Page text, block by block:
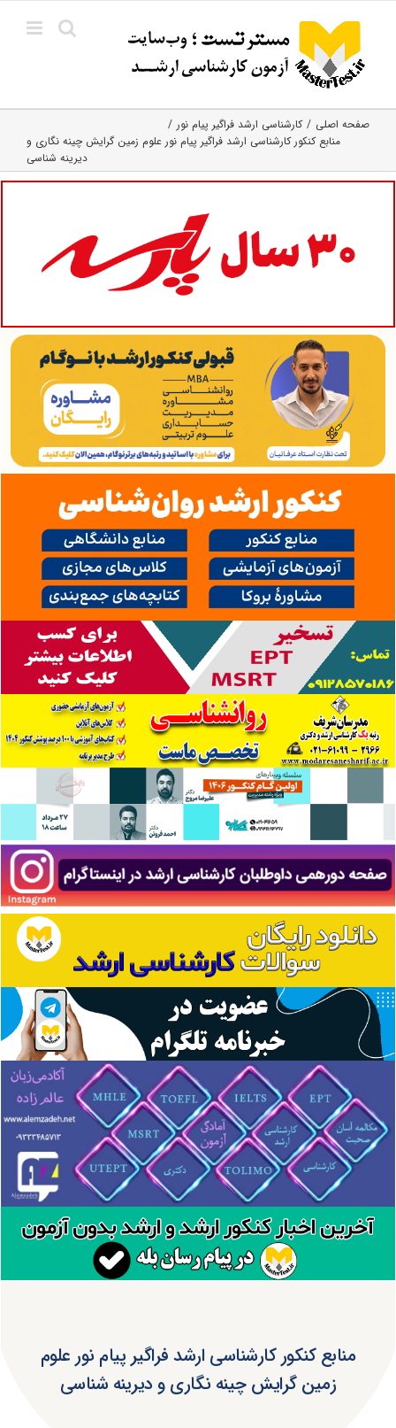
content
صفحه اصلی
کارشناسی ارشد فراگیر پیام نور
منابع کنکور کارشناسی ارشد فراگیر پیام نور علوم زمین گرایش چینه نگاری و
دیرینه شناسی
منابع کنکور کارشناسی ارشد فراگیر پیام نور علوم
زمین گرایش چینه نگاری و دیرینه شناسی